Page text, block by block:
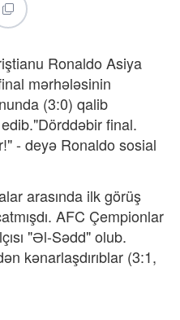
Ronaldo Asiya
mərhələsinin
(3:0) qalib
final.
- deyə Ronaldo sosial
arasında ilk görüş
AFC Çempionlar
"Əl-Sədd" olub.
kənarlaşdırıblar (3:1,